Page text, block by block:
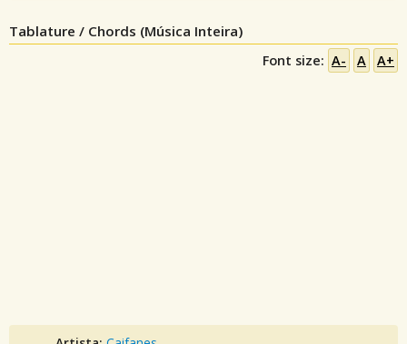
Tablature / Chords (Música Inteira)
Font size: A- A A+